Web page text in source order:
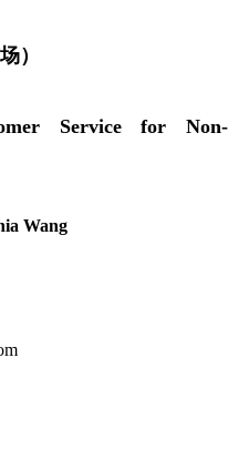
人-国内市场）
Service for Non-
小姐
Wang